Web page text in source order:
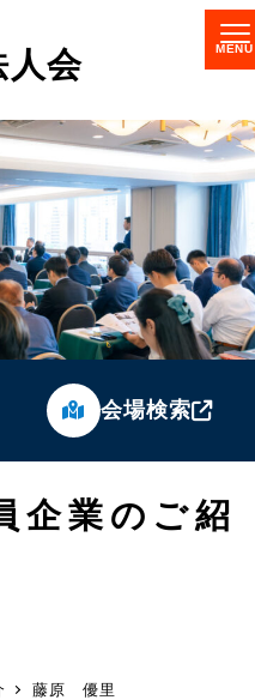
人会
会場検索
企業のご紹
藤原 優里